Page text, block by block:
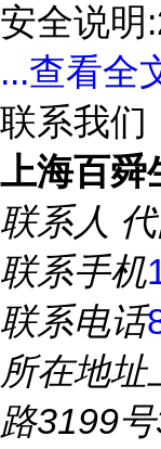
安全说明
...查看全
联系我们
上海百舜
联系人
联系手机
联系电话
所在地址
路3199